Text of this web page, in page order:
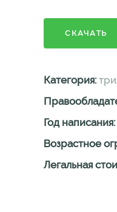
СКАЧАТЬ
Категория:
Год написания:
Возрастное
Легальная